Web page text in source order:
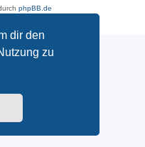
dir den
zu
phpBB.de